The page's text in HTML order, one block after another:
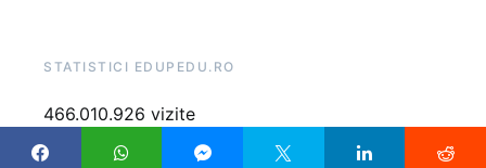
STATISTICI EDUPEDU.RO
466.010.926 vizite